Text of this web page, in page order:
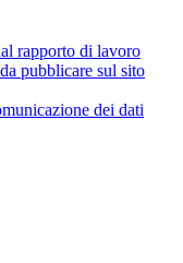
rapporto di lavoro
pubblicare sul sito
dei dati